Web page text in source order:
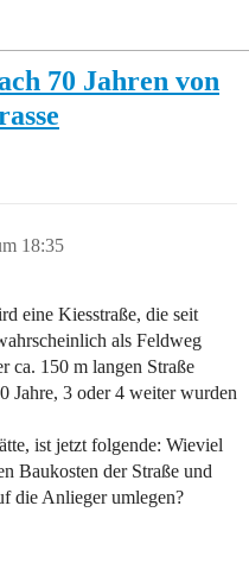
70 Jahren von
18:35
eine Kiesstraße, die seit
als Feldweg
ca. 150 m langen Straße
Jahre, 3 oder 4 weiter wurden
ist jetzt folgende: Wieviel
Baukosten der Straße und
die Anlieger umlegen?